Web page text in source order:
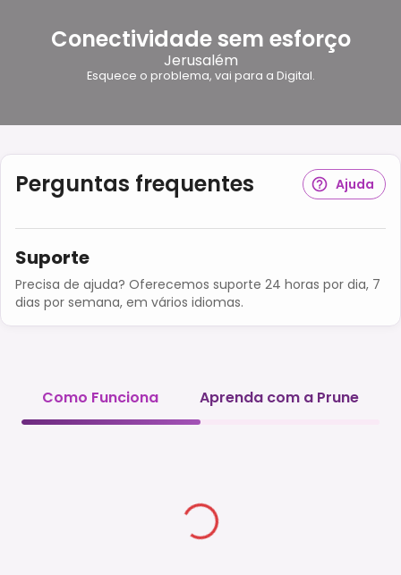
Conectividade sem esforço
Jerusalém
Esquece o problema, vai para a Digital.
Perguntas frequentes Ajuda
Suporte
Precisa de ajuda? Oferecemos suporte 24 horas por dia, 7
dias por semana, em vários idiomas.
Como Funciona Aprenda com a Prune